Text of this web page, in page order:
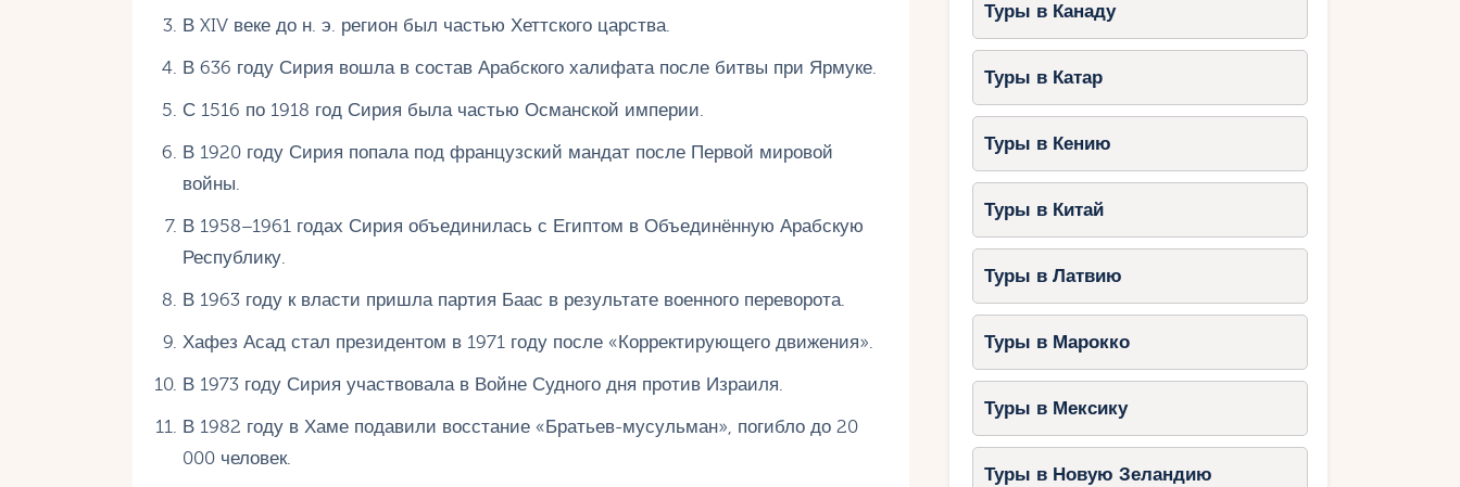
В XIV веке до н. э. регион был частью Хеттского царства.
В 636 году Сирия вошла в состав Арабского халифата после битвы при Ярмуке.
С 1516 по 1918 год Сирия была частью Османской империи.
В 1920 году Сирия попала под французский мандат после Первой мировой
войны.
В 1958–1961 годах Сирия объединилась с Египтом в Объединённую Арабскую
Республику.
В 1963 году к власти пришла партия Баас в результате военного переворота.
Хафез Асад стал президентом в 1971 году после «Корректирующего движения».
В 1973 году Сирия участвовала в Войне Судного дня против Израиля.
В 1982 году в Хаме подавили восстание «Братьев-мусульман», погибло до 20
000 человек.
Туры в Канаду
Туры в Катар
Туры в Кению
Туры в Китай
Туры в Латвию
Туры в Марокко
Туры в Мексику
Туры в Новую Зеландию